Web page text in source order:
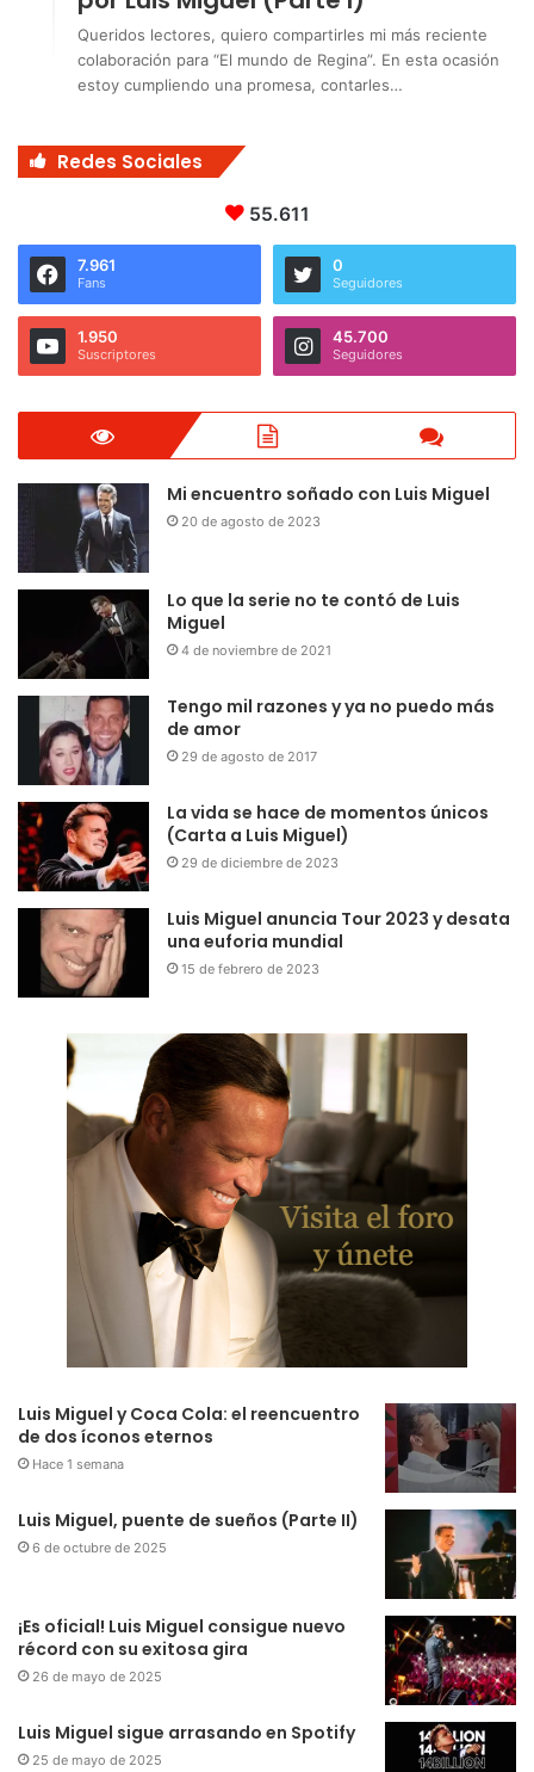
Queridos lectores, quiero compartirles mi más reciente
colaboración para “El mundo de Regina”. En esta ocasión
estoy cumpliendo una promesa, contarles…
Redes Sociales
55.611
7.961
Fans
0
Seguidores
1.950
Suscriptores
45.700
Seguidores
Mi encuentro soñado con Luis Miguel
20 de agosto de 2023
Lo que la serie no te contó de Luis
Miguel
4 de noviembre de 2021
Tengo mil razones y ya no puedo más
de amor
29 de agosto de 2017
La vida se hace de momentos únicos
(Carta a Luis Miguel)
29 de diciembre de 2023
Luis Miguel anuncia Tour 2023 y desata
una euforia mundial
15 de febrero de 2023
Luis Miguel y Coca Cola: el reencuentro
de dos íconos eternos
Hace 1 semana
Luis Miguel, puente de sueños (Parte II)
6 de octubre de 2025
¡Es oficial! Luis Miguel consigue nuevo
récord con su exitosa gira
26 de mayo de 2025
Luis Miguel sigue arrasando en Spotify
25 de mayo de 2025